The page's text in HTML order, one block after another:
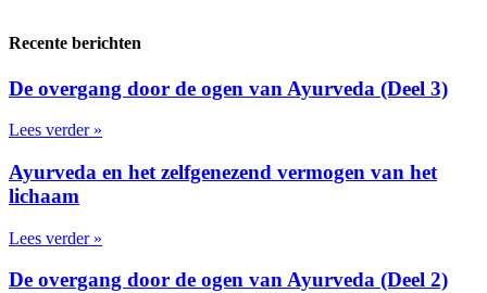
Recente berichten
De overgang door de ogen van Ayurveda (Deel 3)
Lees verder »
Ayurveda en het zelfgenezend vermogen van het
lichaam
Lees verder »
De overgang door de ogen van Ayurveda (Deel 2)